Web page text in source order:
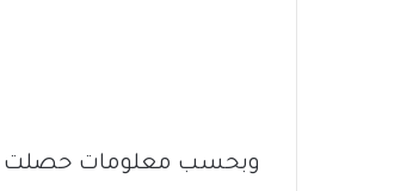
وبحسب معلومات حصلت